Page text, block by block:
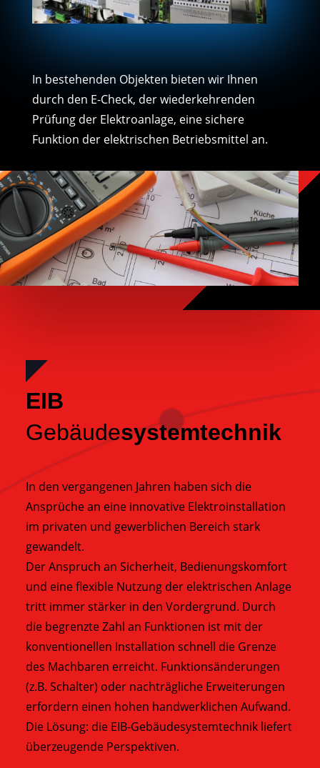
In bestehenden Objekten bieten wir Ihnen
durch den E-Check, der wiederkehrenden
Prüfung der Elektroanlage, eine sichere
Funktion der elektrischen Betriebsmittel an.
EIB
Gebäudesystemtechnik
In den vergangenen Jahren haben sich die
Ansprüche an eine innovative Elektroinstallation
im privaten und gewerblichen Bereich stark
gewandelt.
Der Anspruch an Sicherheit, Bedienungskomfort
und eine flexible Nutzung der elektrischen Anlage
tritt immer stärker in den Vordergrund. Durch
die begrenzte Zahl an Funktionen ist mit der
konventionellen Installation schnell die Grenze
des Machbaren erreicht. Funktionsänderungen
(z.B. Schalter) oder nachträgliche Erweiterungen
erfordern einen hohen handwerklichen Aufwand.
Die Lösung: die EIB-Gebäudesystemtechnik liefert
überzeugende Perspektiven.